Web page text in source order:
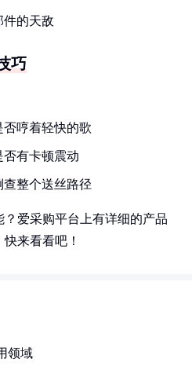
件的天敌
巧
哼着轻快的歌
有卡顿震动
整个送丝路径
爱采购平台上有详细的产品
来看看吧！
领域